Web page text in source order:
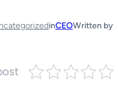
Written by
CEO
in